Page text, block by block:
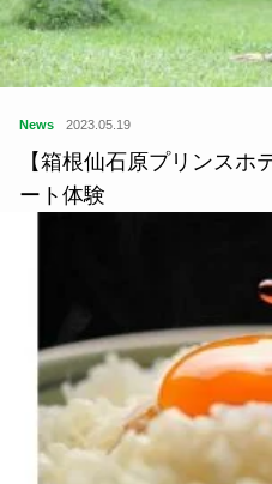
News 2023.05.19
【箱根仙石原プリンスホ
ート体験